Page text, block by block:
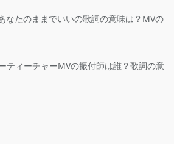
なたのままでいいの歌詞の意味は？MVの
ティーチャーMVの振付師は誰？歌詞の意